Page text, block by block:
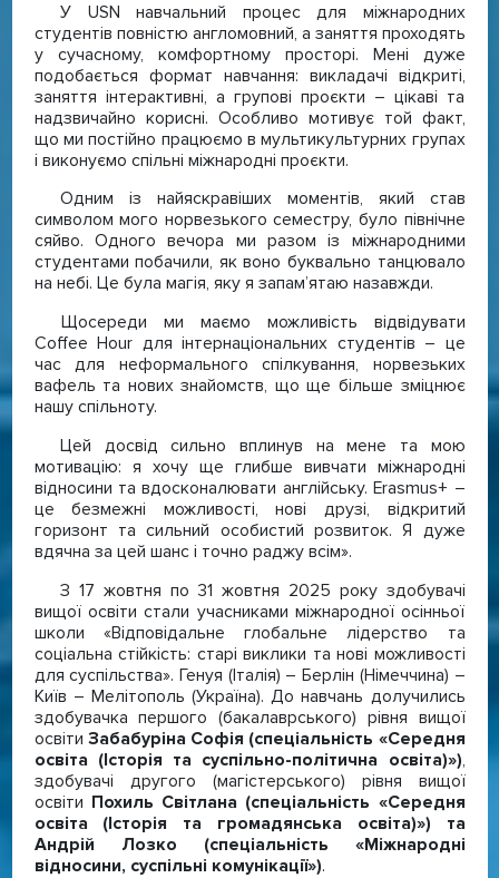
У USN навчальний процес для міжнародних
студентів повністю англомовний, а заняття проходять
у сучасному, комфортному просторі. Мені дуже
подобається формат навчання: викладачі відкриті,
заняття інтерактивні, а групові проєкти – цікаві та
надзвичайно корисні. Особливо мотивує той факт,
що ми постійно працюємо в мультикультурних групах
і виконуємо спільні міжнародні проєкти.
Одним із найяскравіших моментів, який став
символом мого норвезького семестру, було північне
сяйво. Одного вечора ми разом із міжнародними
студентами побачили, як воно буквально танцювало
на небі. Це була магія, яку я запам’ятаю назавжди.
Щосереди ми маємо можливість відвідувати
Coffee Hour для інтернаціональних студентів – це
час для неформального спілкування, норвезьких
вафель та нових знайомств, що ще більше зміцнює
нашу спільноту.
Цей досвід сильно вплинув на мене та мою
мотивацію: я хочу ще глибше вивчати міжнародні
відносини та вдосконалювати англійську. Erasmus+ –
це безмежні можливості, нові друзі, відкритий
горизонт та сильний особистий розвиток. Я дуже
вдячна за цей шанс і точно раджу всім».
З 17 жовтня по 31 жовтня 2025 року здобувачі
вищої освіти стали учасниками міжнародної осінньої
школи «Відповідальне глобальне лідерство та
соціальна стійкість: старі виклики та нові можливості
для суспільства». Генуя (Італія) – Берлін (Німеччина) –
Київ – Мелітополь (Україна). До навчань долучились
здобувачка першого (бакалаврського) рівня вищої
освіти Забабуріна Софія (спеціальність «Середня
освіта (Історія та суспільно-політична освіта)»)
здобувачі другого (магістерського) рівня вищої
освіти Похиль Світлана (спеціальність «Середня
освіта (Історія та громадянська освіта)») та
Андрій Лозко (спеціальність «Міжнародні
відносини, суспільні комунікації»).